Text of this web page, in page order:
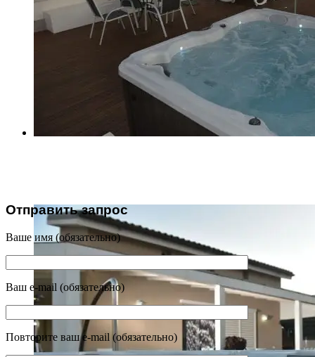
Отправить запрос
Ваше имя (обязательно)
Ваш e-mail (обязательно)
Повторите ваш e-mail (обязательно)